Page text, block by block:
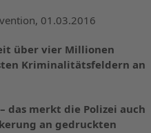
01.03.2016
über vier Millionen
Kriminalitätsfeldern an
das merkt die Polizei auch
an gedruckten